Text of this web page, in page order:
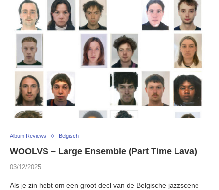
Album Reviews Belgisch
WOOLVS – Large Ensemble (Part Time Lava)
03/12/2025
Als je zin hebt om een groot deel van de Belgische jazzscene